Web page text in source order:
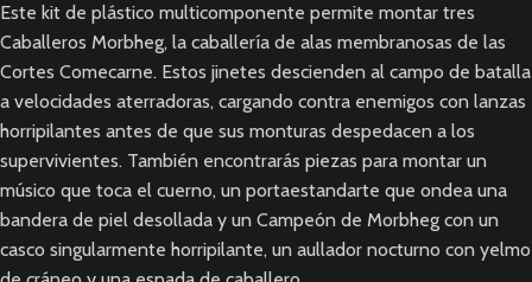
Este kit de plástico multicomponente permite montar tres
Caballeros Morbheg, la caballería de alas membranosas de las
Cortes Comecarne. Estos jinetes descienden al campo de batalla
a velocidades aterradoras, cargando contra enemigos con lanzas
horripilantes antes de que sus monturas despedacen a los
supervivientes. También encontrarás piezas para montar un
músico que toca el cuerno, un portaestandarte que ondea una
bandera de piel desollada y un Campeón de Morbheg con un
casco singularmente horripilante, un aullador nocturno con yelmo